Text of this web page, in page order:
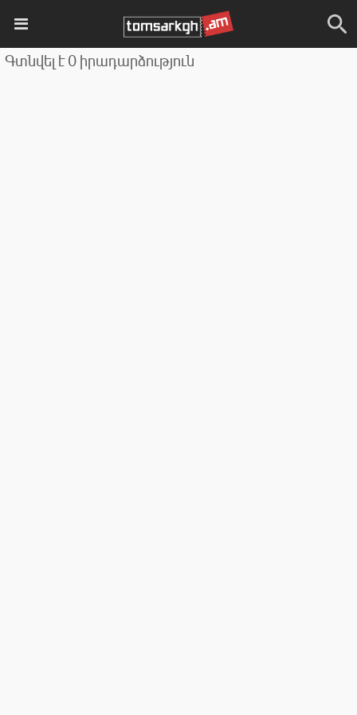
Գտնվել է 0 իրադարձություն